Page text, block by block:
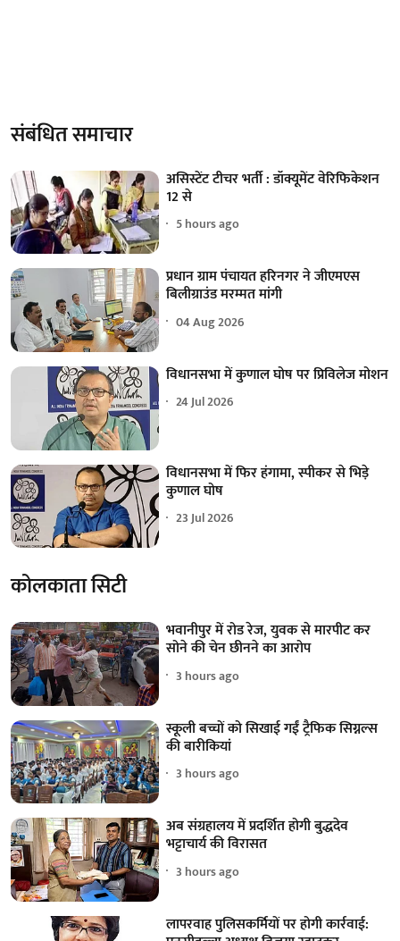
संबंधित समाचार
असिस्टेंट टीचर भर्ती : डॉक्यूमेंट वेरिफिकेशन
12 से
5 hours ago
प्रधान ग्राम पंचायत हरिनगर ने जीएमएस
बिलीग्राउंड मरम्मत मांगी
04 Aug 2026
विधानसभा में कुणाल घोष पर प्रिविलेज मोशन
24 Jul 2026
विधानसभा में फिर हंगामा, स्पीकर से भिड़े
कुणाल घोष
23 Jul 2026
कोलकाता सिटी
भवानीपुर में रोड रेज, युवक से मारपीट कर
सोने की चेन छीनने का आरोप
3 hours ago
स्कूली बच्चों को सिखाई गईं ट्रैफिक सिग्नल्स
की बारीकियां
3 hours ago
अब संग्रहालय में प्रदर्शित होगी बुद्धदेव
भट्टाचार्य की विरासत
3 hours ago
लापरवाह पुलिसकर्मियों पर होगी कार्रवाई: